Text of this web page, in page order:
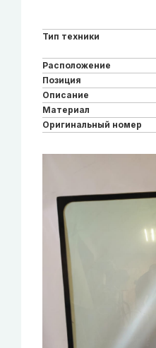
Тип техники
Расположение
Позиция
Описание
Материал
Оригинальный номер